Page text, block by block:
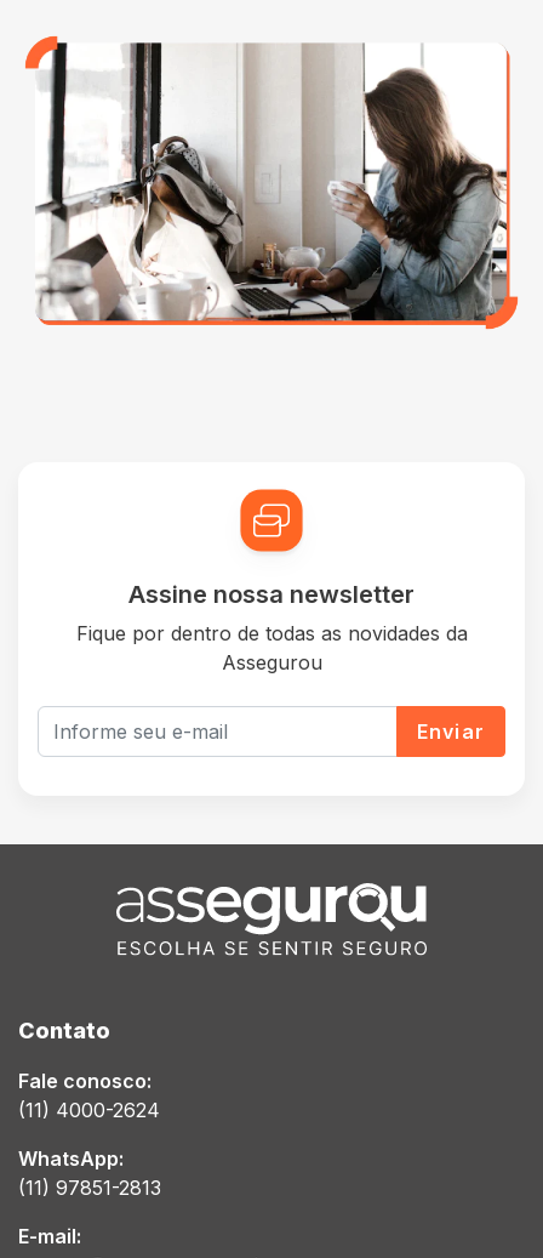
Assine nossa newsletter
Fique por dentro de todas as novidades da
Assegurou
Enviar
Contato
Fale conosco:
(11) 4000-2624
WhatsApp:
(11) 97851-2813
E-mail: